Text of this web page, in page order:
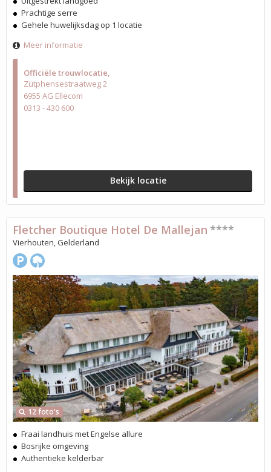
Officiële trouwlocatie
Zutphensestraatweg 2
6955 AG Ellecom
0313 - 430 600
Bekijk locatie
Prachtige serre
Gehele huwelijksdag op 1 locatie
Meer informatie
12 foto's
Fletcher Boutique Hotel De Mallejan ****
Vierhouten, Gelderland
Fraai landhuis met Engelse allure
Bosrijke omgeving
Authentieke kelderbar